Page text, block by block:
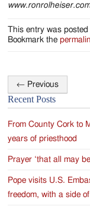
This entry was
Bookmark the
Post
navigation
← Previous
Recent Posts
From County Cork to
years of priesthood
Prayer ‘that all may be
Pope visits U.S.
freedom, with a side